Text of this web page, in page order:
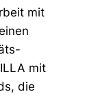
mit
mit
die